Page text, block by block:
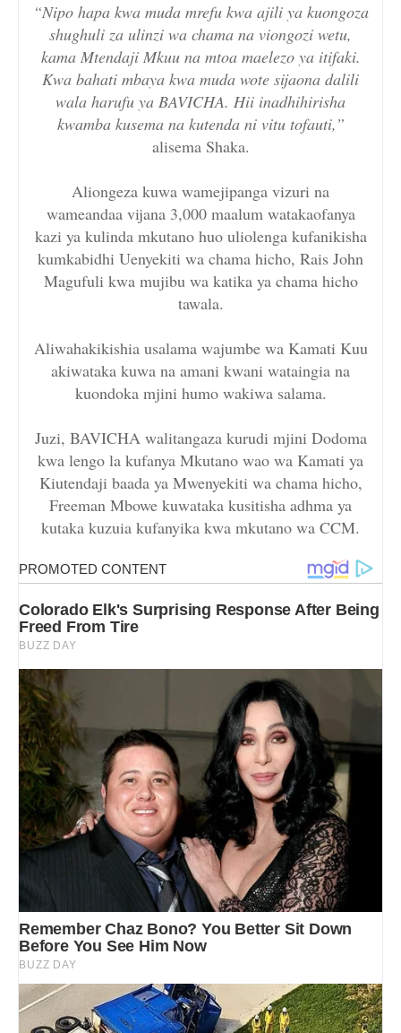
“Nipo hapa kwa muda mrefu kwa ajili ya kuongoza
shughuli za ulinzi wa chama na viongozi wetu,
kama Mtendaji Mkuu na mtoa maelezo ya itifaki.
Kwa bahati mbaya kwa muda wote sijaona dalili
wala harufu ya BAVICHA. Hii inadhihirisha
kwamba kusema na kutenda ni vitu tofauti,”
alisema Shaka.
Aliongeza kuwa wamejipanga vizuri na
wameandaa vijana 3,000 maalum watakaofanya
kazi ya kulinda mkutano huo uliolenga kufanikisha
kumkabidhi Uenyekiti wa chama hicho, Rais John
Magufuli kwa mujibu wa katika ya chama hicho
tawala.
Aliwahakikishia usalama wajumbe wa Kamati Kuu
akiwataka kuwa na amani kwani wataingia na
kuondoka mjini humo wakiwa salama.
Juzi, BAVICHA walitangaza kurudi mjini Dodoma
kwa lengo la kufanya Mkutano wao wa Kamati ya
Kiutendaji baada ya Mwenyekiti wa chama hicho,
Freeman Mbowe kuwataka kusitisha adhma ya
kutaka kuzuia kufanyika kwa mkutano wa CCM.